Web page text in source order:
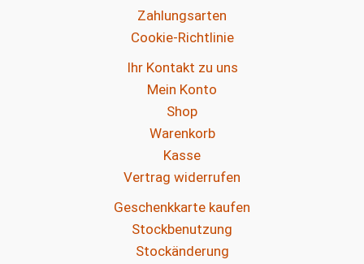
Zahlungsarten
Cookie-Richtlinie
Ihr Kontakt zu uns
Mein Konto
Shop
Warenkorb
Kasse
Vertrag widerrufen
Geschenkkarte kaufen
Stockbenutzung
Stockänderung